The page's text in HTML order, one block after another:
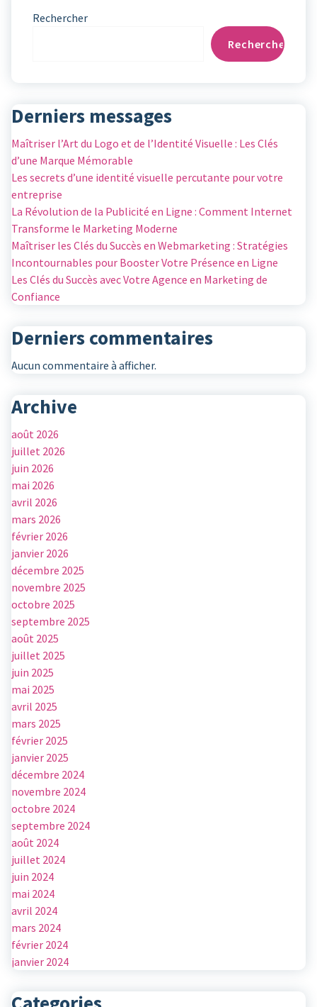
Rechercher
Rechercher
Derniers messages
Maîtriser l’Art du Logo et de l’Identité Visuelle : Les Clés
d’une Marque Mémorable
Les secrets d’une identité visuelle percutante pour votre
entreprise
La Révolution de la Publicité en Ligne : Comment Internet
Transforme le Marketing Moderne
Maîtriser les Clés du Succès en Webmarketing : Stratégies
Incontournables pour Booster Votre Présence en Ligne
Les Clés du Succès avec Votre Agence en Marketing de
Confiance
Derniers commentaires
Aucun commentaire à afficher.
Archive
août 2026
juillet 2026
juin 2026
mai 2026
avril 2026
mars 2026
février 2026
janvier 2026
décembre 2025
novembre 2025
octobre 2025
septembre 2025
août 2025
juillet 2025
juin 2025
mai 2025
avril 2025
mars 2025
février 2025
janvier 2025
décembre 2024
novembre 2024
octobre 2024
septembre 2024
août 2024
juillet 2024
juin 2024
mai 2024
avril 2024
mars 2024
février 2024
janvier 2024